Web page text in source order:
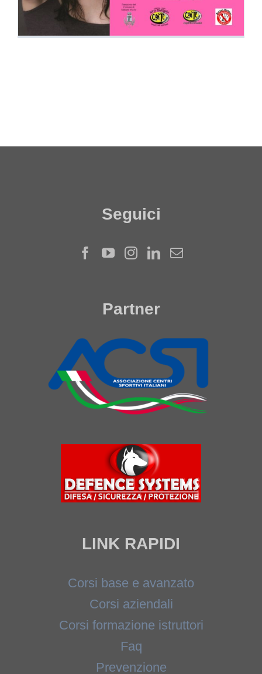
Seguici
Partner
LINK RAPIDI
Corsi base e avanzato
Corsi aziendali
Corsi formazione istruttori
Faq
Prevenzione